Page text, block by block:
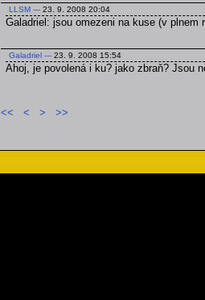
LLSM --- 23. 9. 2008 20:04
Galadriel: jsou omezeni na kuse (v plnem
Galadriel --- 23. 9. 2008 15:54
Ahoj, je povolená i ku? jako zbraň? Jsou
<< < > >>